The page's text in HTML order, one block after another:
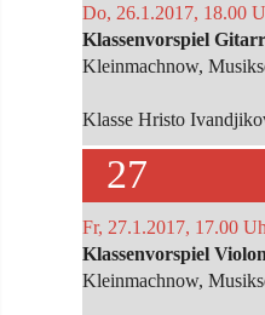
Do, 26.1.2017, 18.00
Klassenvorspiel
Kleinmachnow,
Klasse Hristo
27
Fr, 27.1.2017, 17.00
Klassenvorspiel
Kleinmachnow,